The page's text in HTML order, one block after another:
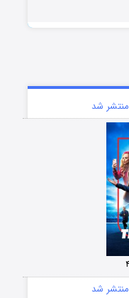
منتشر شد
منتشر شد